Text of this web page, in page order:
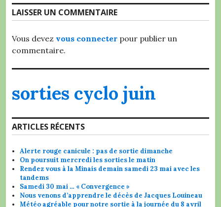
LAISSER UN COMMENTAIRE
Vous devez vous connecter pour publier un
commentaire.
sorties cyclo juin
ARTICLES RÉCENTS
Alerte rouge canicule : pas de sortie dimanche
On poursuit mercredi les sorties le matin
Rendez vous à la Minais demain samedi 23 mai avec les
tandems
Samedi 30 mai … « Convergence »
Nous venons d’apprendre le décès de Jacques Louineau
Météo agréable pour notre sortie à la journée du 8 avril